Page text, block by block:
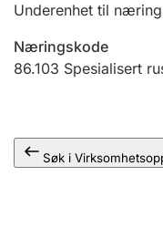
Underenhet til
Næringskode
86.103 Spesialisert
Søk i